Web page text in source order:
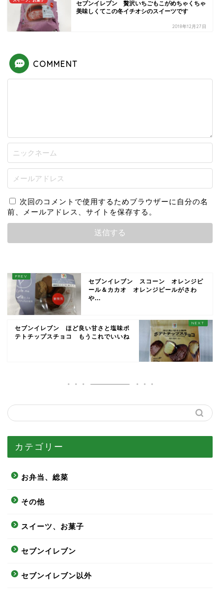
セブンイレブン 贅沢いちごもこがめちゃくちゃ
美味しくてこの冬イチオシのスイーツです
2018年12月27日
COMMENT
次回のコメントで使用するためブラウザーに自分の名
前、メールアドレス、サイトを保存する。
セブンイレブン スコーン オレンジピ
ール＆カカオ オレンジピールがさわ
や...
セブンイレブン ほど良い甘さと塩味ポ
テトチップスチョコ もうこれでいいね
カテゴリー
お弁当、総菜
その他
スイーツ、お菓子
セブンイレブン
セブンイレブン以外